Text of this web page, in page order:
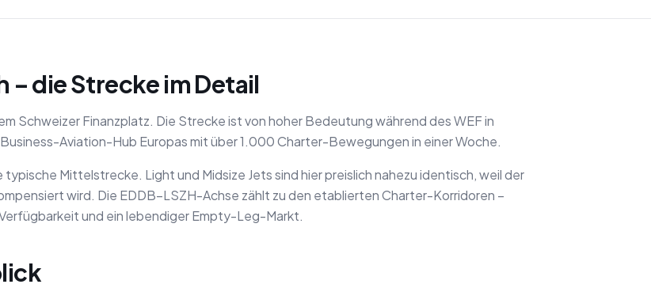
– die Strecke im Detail
Schweizer Finanzplatz. Die Strecke ist von hoher Bedeutung während des WEF in
Aviation-Hub Europas mit über 1.000 Charter-Bewegungen in einer Woche.
Mittelstrecke. Light und Midsize Jets sind hier preislich nahezu identisch, weil der
wird. Die EDDB–LSZH-Achse zählt zu den etablierten Charter-Korridoren –
und ein lebendiger Empty-Leg-Markt.